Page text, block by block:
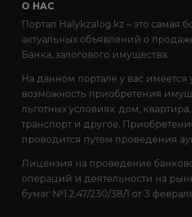
О НАС
Портал Halykzalog.kz – это самая
актуальных объявлений о
Банка, залогового имущества.
На данном портале у вас имеется
возможность приобретения
льготных условиях: дом,
транспорт и другое.
проводится путем проведения
Лицензия на проведение
операций и деятельности на
бумаг №1.2.47/230/38/1 от 3